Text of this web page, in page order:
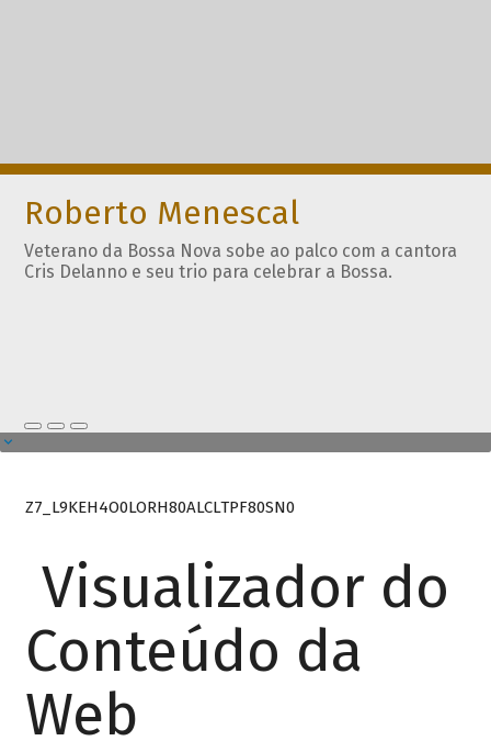
Roberto Menescal
Veterano da Bossa Nova sobe ao palco com a cantora
Cris Delanno e seu trio para celebrar a Bossa.
Z7_L9KEH4O0LORH80ALCLTPF80SN0
Visualizador do
Conteúdo da
Web